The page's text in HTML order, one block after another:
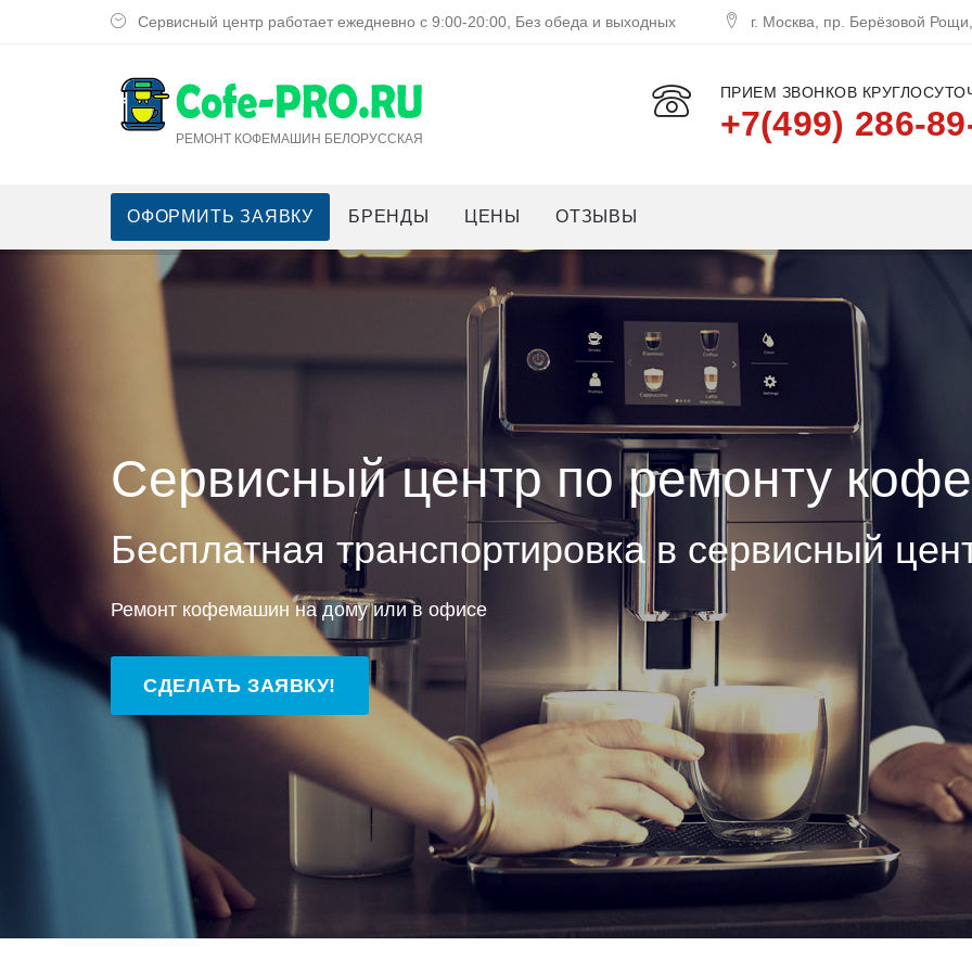
Сервисный центр работает ежедневно с 9:00-20:00, Без обеда и выходных г. Москва, пр. Берёзовой
РЕМОНТ КОФЕМАШИН БЕЛОРУССКАЯ
ПРИЕМ ЗВОНКОВ
+7(499) 286-
ОФОРМИТЬ ЗАЯВКУ БРЕНДЫ ЦЕНЫ ОТЗЫВЫ
Сервисный центр по ремонту
Бесплатная транспортировка в сервисный
Ремонт кофемашин на дому или в офисе
СДЕЛАТЬ ЗАЯВКУ!